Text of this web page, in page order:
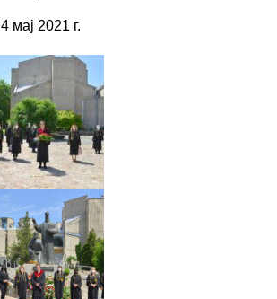
мај 2021 г.